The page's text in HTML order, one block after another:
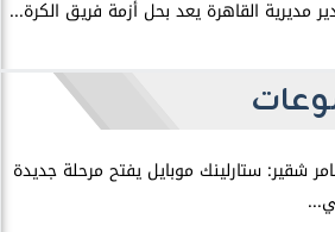
مديرية القاهرة يعد بحل أزمة فريق الكرة...
شقير: ستارلينك موبايل يفتح مرحلة جديدة